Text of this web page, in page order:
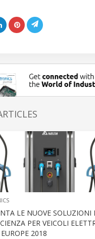
LE NUOVE SOLUZIONI
PER VEICOLI
2018